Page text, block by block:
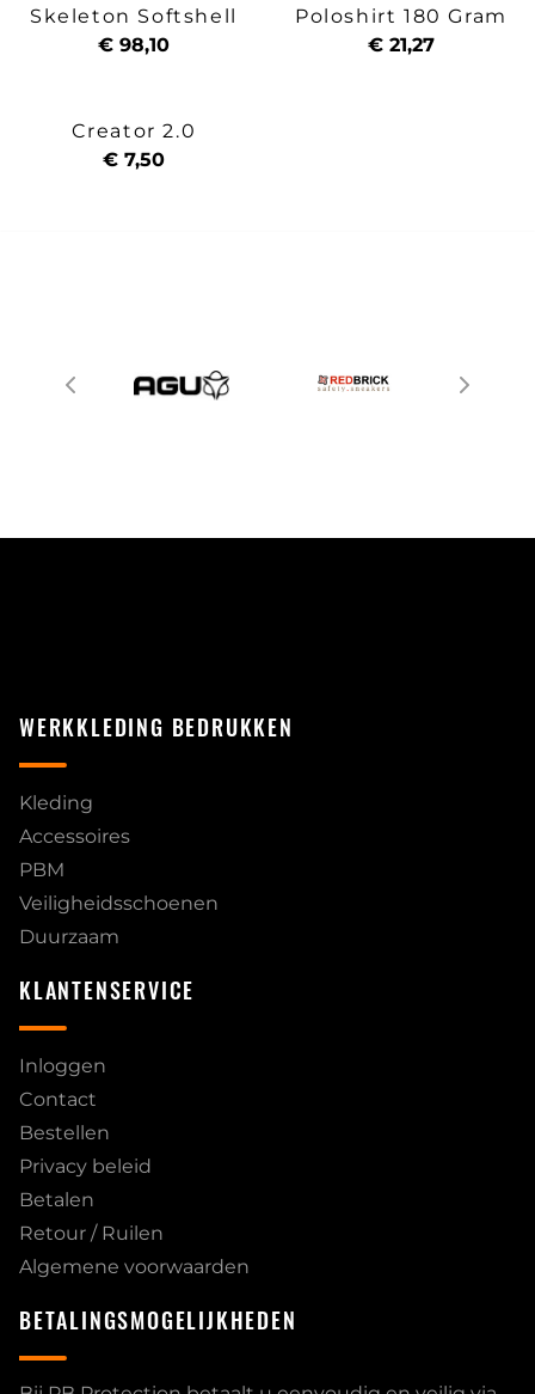
Skeleton Softshell
€ 98,10
Poloshirt 180 Gram
€ 21,27
Creator 2.0
€ 7,50
WERKKLEDING BEDRUKKEN
Kleding
Accessoires
PBM
Veiligheidsschoenen
Duurzaam
KLANTENSERVICE
Inloggen
Contact
Bestellen
Privacy beleid
Betalen
Retour / Ruilen
Algemene voorwaarden
BETALINGSMOGELIJKHEDEN